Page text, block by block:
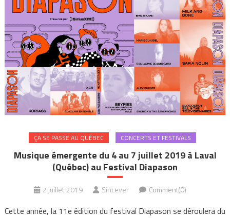
ÇA SE PASSE AU QUÉBEC CONCERTS ET FESTIVALS
Musique émergente du 4 au 7 juillet 2019 à Laval
(Québec) au Festival Diapason
2 juillet 2019 Sincever Comment(0)
Cette année, la 11e édition du festival Diapason se déroulera du